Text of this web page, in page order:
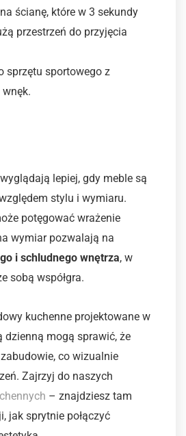
ścianę, które w 3 sekundy
przestrzeń do przyjęcia
sprzętu sportowego z
wnęk.
lepiej, gdy meble są
stylu i wymiaru.
potęgować wrażenie
wymiar pozwalają na
i schludnego wnętrza, w
sobą współgra.
kuchenne projektowane w
dzienną mogą sprawić, że
co wizualnie
Zajrzyj do naszych
– znajdziesz tam
jak sprytnie połączyć